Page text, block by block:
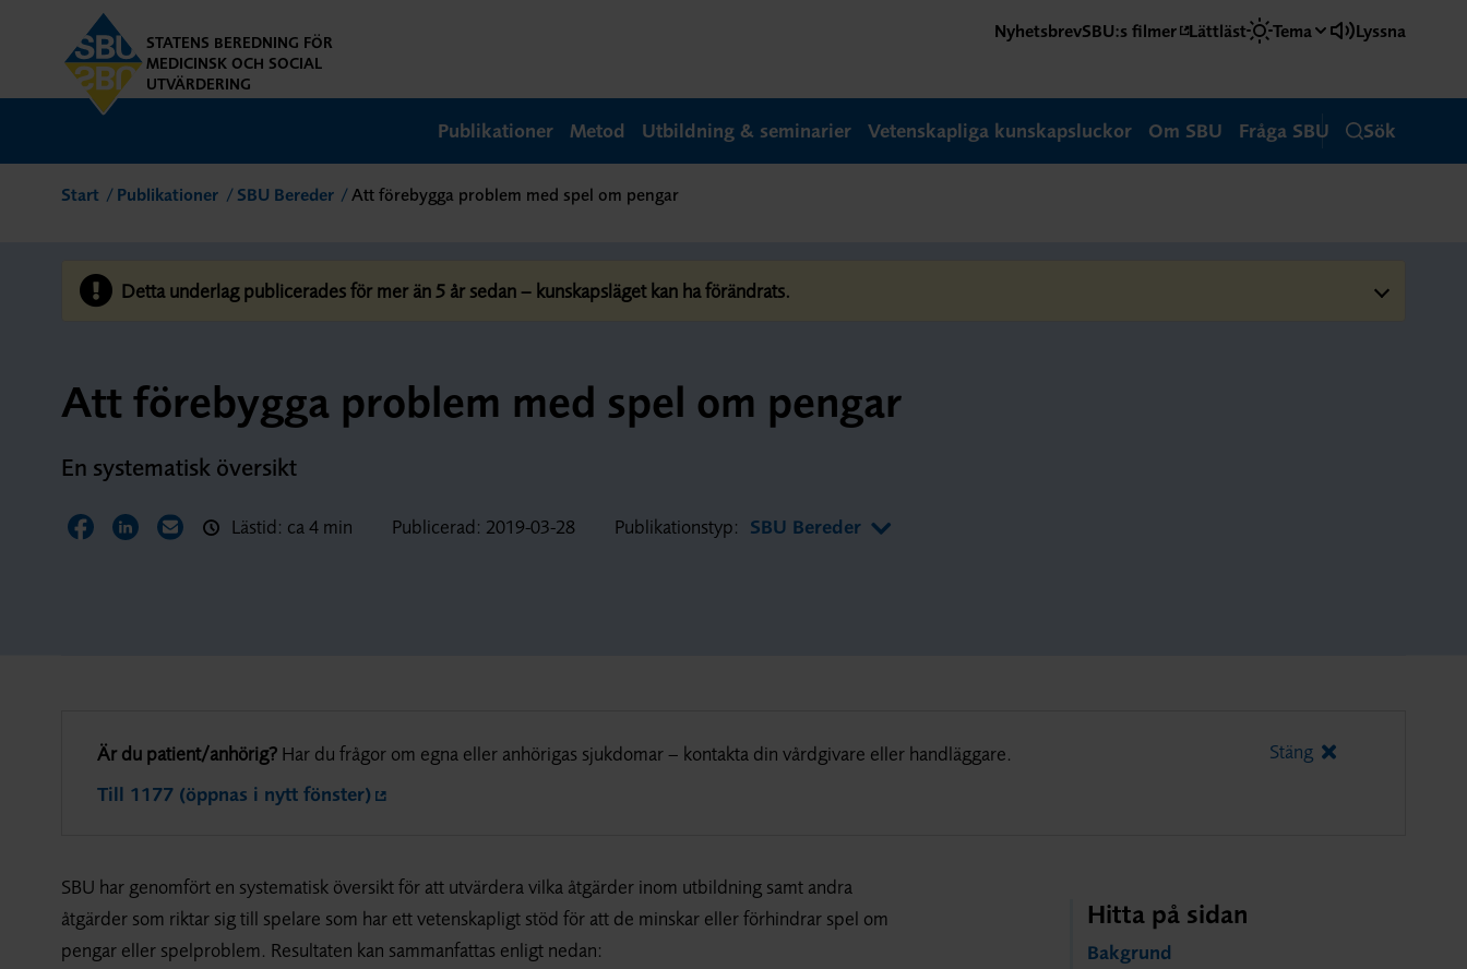
STATENS BEREDNING FÖR
MEDICINSK OCH SOCIAL
UTVÄRDERING
NyhetsbrevSBU:s filmer Lättläst Tema Lyssna
Publikationer Metod Utbildning & seminarier Vetenskapliga kunskapsluckor Om SBU Fråga SBU Sök
Start Publikationer SBU Bereder Att förebygga problem med spel om pengar
Detta underlag publicerades för mer än 5 år sedan – kunskapsläget kan ha förändrats.
Att förebygga problem med spel om pengar
En systematisk översikt
Dela sidan på Facebook
Dela sidan på LinkedIn
Dela sidan via E-post
Lästid: ca 4 min Publicerad: 2019-03-28 Publikationstyp: SBU Bereder
Är du patient/anhörig? Har du frågor om egna eller anhörigas sjukdomar – kontakta din vårdgivare eller handläggare.
Till 1177 (öppnas i nytt fönster)
Stäng
Hitta på sidan
Bakgrund
SBU har genomfört en systematisk översikt för att utvärdera vilka åtgärder inom utbildning samt andra
åtgärder som riktar sig till spelare som har ett vetenskapligt stöd för att de minskar eller förhindrar spel om
pengar eller spelproblem. Resultaten kan sammanfattas enligt nedan: